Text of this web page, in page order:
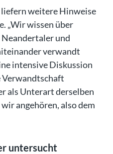
liefern weitere Hinweise
„Wir wissen über
Neandertaler und
verwandt
intensive Diskussion
Verwandtschaft
als Unterart derselben
angehören, also dem
untersucht